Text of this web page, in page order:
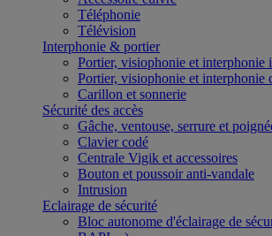
Téléphonie
Télévision
Interphonie & portier
Portier, visiophonie et interphonie
Portier, visiophonie et interphonie
Carillon et sonnerie
Sécurité des accès
Gâche, ventouse, serrure et
Clavier codé
Centrale Vigik et accessoires
Bouton et poussoir anti-vandale
Intrusion
Eclairage de sécurité
Bloc autonome d'éclairage de